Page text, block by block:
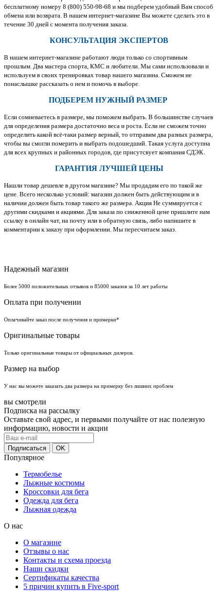
бесплатному номеру 8 (800) 550-98-68 и мы подберем удобный Вам способ
обмена или возврата. В нашем интернет-магазине Вы можете сделать это в
течение 30 дней с момента получения заказа.
КОНСУЛЬТАЦИЯ ЭКСПЕРТОВ
В нашем интернет-магазине работают люди только со спортивным
прошлым. Два мастера спорта, КМС и любители. Мы сами использовали и
используем в своих тренировках товар нашего магазина. Сможем не
понаслышке рассказать о нем и помочь в выборе.
ПОДБЕРЕМ НУЖНЫЙ РАЗМЕР
Если сомневаетесь в размере, мы поможем выбрать. В большинстве случаев
для определения размера достаточно веса и роста. Если не сможем точно
определить какой всё-таки размер верный, то отправим два разных размера,
чтобы вы смогли померить и выбрать подошедший. Такая услуга доступна
для всех крупных и районных городов, где присутсвует компания СДЭК.
ГАРАНТИЯ ЛУЧШЕЙ ЦЕНЫ
Нашли товар дешевле в другом магазине? Мы продадим его по такой же
цене. Всего несколько условий: магазин должен быть действующим и в
наличии должен быть товар такого же размера. Акция Не суммируется с
другими скидками и акциями. Для заказа по сниженной цене пришлите нам
ссылку в онлайн чат, на почту или в обратную связь, либо напишите в
комментарии к заказу при оформлении. Мы пересчитаем заказ.
Надежный магазин
Более 5000 положительных отзывов и 85000 заказов за 10 лет работы
Оплата при получении
Оплачивайте заказ после получения и примерки*
Оригинальные товары
Только оригинальные товары от официальных дилеров.
Размер на выбор
У нас вы можете заказать два размера на примерку без лишних проблем
вы смотрели
Подписка на рассылку
Оставьте свой адрес, и первыми получайте от нас полезную
информацию, новости и акции
Популярное
Термобелье
Лыжные костюмы
Кроссовки для бега
Одежда для бега
Лыжная одежда
О нас
О магазине
Отзывы о нас
Контакты и схема проезда
Наши скидки
Сертификаты качества
5 причин купить в Five-sport